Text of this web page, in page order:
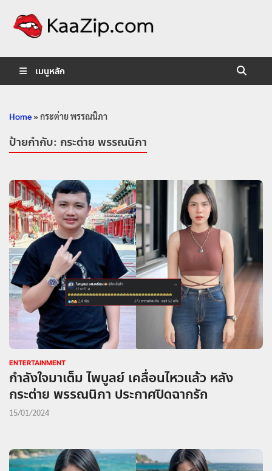
เมนูหลัก
Home»กระต่าย พรรณนิภา
ป้ายกำกับ: กระต่าย พรรณนิภา
ENTERTAINMENT
กำลังใจมาเต็ม ไพบูลย์ เคลื่อนไหวแล้ว หลัง
กระต่าย พรรณนิภา ประกาศปิดฉากรัก
15/01/2024